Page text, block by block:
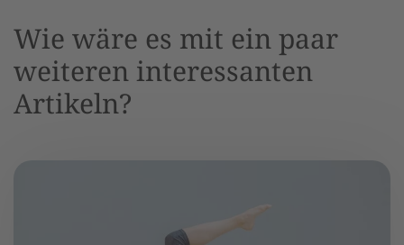
Wie wäre es mit ein paar
weiteren interessanten
Artikeln?